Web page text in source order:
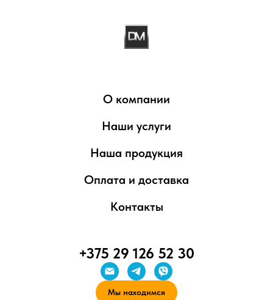
О компании
Наши услуги
Наша продукция
Оплата и доставка
Контакты
+375 29 126 52 30
Мы находимся